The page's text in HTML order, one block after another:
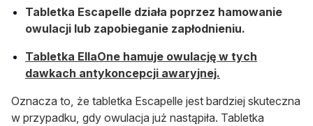
Tabletka Escapelle działa poprzez hamowanie
owulacji lub zapobieganie zapłodnieniu.
Tabletka EllaOne hamuje owulację w tych
dawkach antykoncepcji awaryjnej.
Oznacza to, że tabletka Escapelle jest bardziej skuteczna
w przypadku, gdy owulacja już nastąpiła. Tabletka